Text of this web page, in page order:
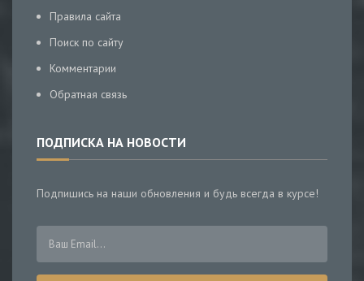
Правила сайта
Поиск по сайту
Комментарии
Обратная связь
ПОДПИСКА НА НОВОСТИ
Подпишись на наши обновления и будь всегда в курсе!